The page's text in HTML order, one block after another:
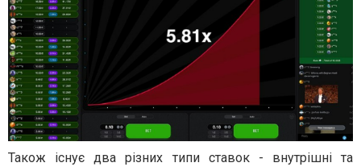
Також існує два різних типи ставок - внутрішні та